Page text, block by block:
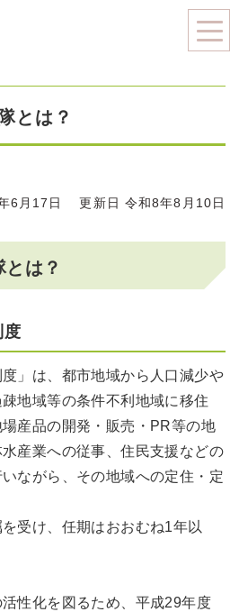
とは？
6月17日 更新日 令和8年8月10日
は？
度
度」は、都市地域から人口減少や
地域等の条件不利地域に移住
産品の開発・販売・PR等の地
産業への従事、住民支援などの
いながら、その地域への定住・定
受け、任期はおおむね1年以
性化を図るため、平成29年度